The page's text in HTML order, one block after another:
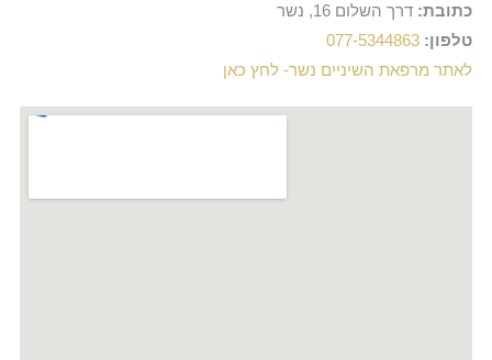
כתובת: דרך השלום 16, נשר
טלפון: 077-5344863
לאתר מרפאת השיניים נשר- לחץ כאן